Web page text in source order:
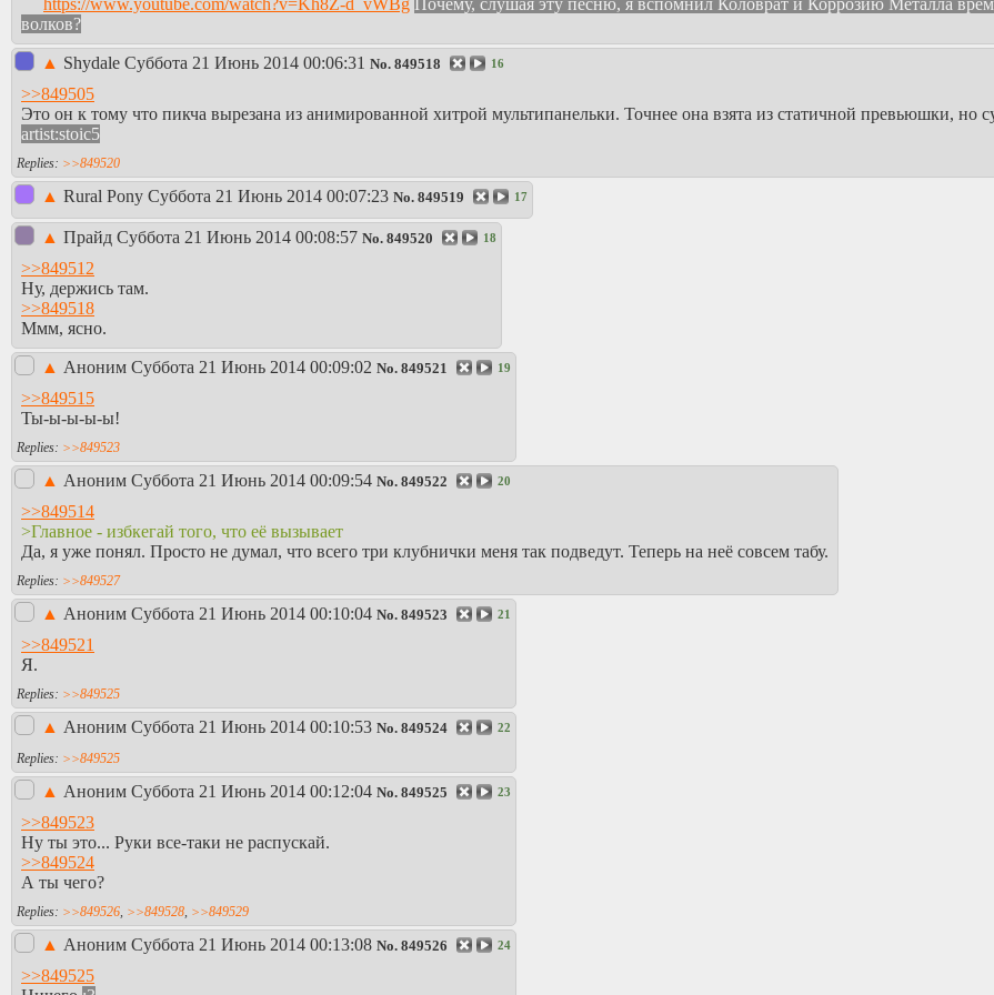
волков?
▲ Shydale Суббота 21 Июнь 2014 00:06:31 No. 849518 16
>>849505
Это он к тому что пикча вырезана из анимированной хитрой мультипанельки. Точнее она взята из статичной превьюшки, но
artist:stoic5
>>849520
▲ Rural Pony Суббота 21 Июнь 2014 00:07:23 No. 849519 17
▲ Прайд Суббота 21 Июнь 2014 00:08:57 No. 849520 18
>>849512
Ну, держись там.
>>849518
Ммм, ясно.
▲ Аноним Суббота 21 Июнь 2014 00:09:02 No. 849521 19
>>849515
Ты-ы-ы-ы-ы!
>>849523
▲ Аноним Суббота 21 Июнь 2014 00:09:54 No. 849522 20
>>849514
>Главное - избкегай того, что её вызывает
Да, я уже понял. Просто не думал, что всего три клубнички меня так подведут. Теперь на неё совсем табу.
>>849527
▲ Аноним Суббота 21 Июнь 2014 00:10:04 No. 849523 21
>>849521
Я.
>>849525
▲ Аноним Суббота 21 Июнь 2014 00:10:53 No. 849524 22
>>849525
▲ Аноним Суббота 21 Июнь 2014 00:12:04 No. 849525 23
>>849523
Ну ты это... Руки все-таки не распускай.
>>849524
А ты чего?
>>849526 >>849528 >>849529
▲ Аноним Суббота 21 Июнь 2014 00:13:08 No. 849526 24
>>849525